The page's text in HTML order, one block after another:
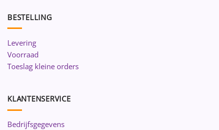
BESTELLING
Levering
Voorraad
Toeslag kleine orders
KLANTENSERVICE
Bedrijfsgegevens